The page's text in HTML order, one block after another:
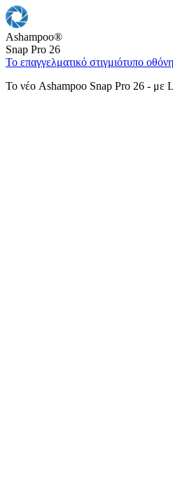
Ashampoo®
Snap Pro 26
Το επαγγελματικό στιγμιότυπο
Το νέο Ashampoo Snap Pro 26 - με